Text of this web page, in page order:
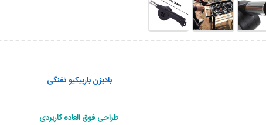
بادبزن باربیکیو تفنگی
طراحی فوق العاده کاربردی